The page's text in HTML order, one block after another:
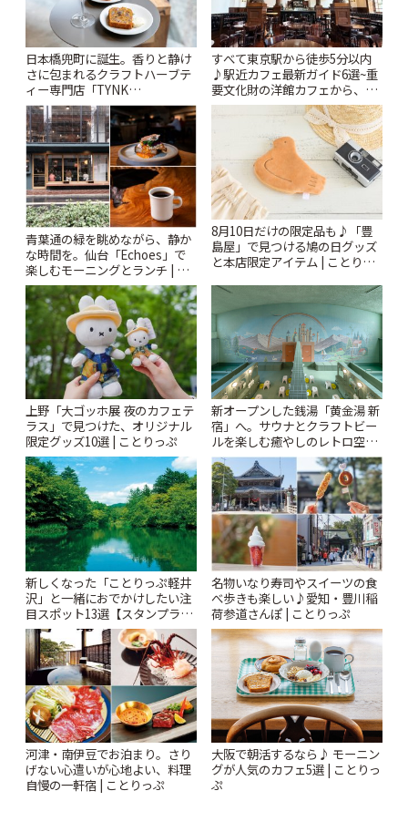
日本橋兜町に誕生。香りと静け
さに包まれるクラフトハーブテ
ィー専門店「TYNK
Kabutocho」 | ことりっぷ
すべて東京駅から徒歩5分以内
♪駅近カフェ最新ガイド6選~重
要文化財の洋館カフェから、改
札すぐのレトロ喫茶まで~ | こと
青葉通の緑を眺めながら、静か
な時間を。仙台「Echoes」で
楽しむモーニングとランチ | こ
とりっぷ
8月10日だけの限定品も♪「豊
島屋」で見つける鳩の日グッズ
と本店限定アイテム | ことりっ
上野「大ゴッホ展 夜のカフェテ
ラス」で見つけた、オリジナル
限定グッズ10選 | ことりっぷ
新オープンした銭湯「黄金湯 新
宿」へ。サウナとクラフトビー
ルを楽しむ癒やしのレトロ空間
| ことりっぷ
新しくなった「ことりっぷ軽井
沢」と一緒におでかけしたい注
目スポット13選【スタンプラリ
ー開催中】 | ことりっぷ
名物いなり寿司やスイーツの食
べ歩きも楽しい♪愛知・豊川稲
荷参道さんぽ | ことりっぷ
河津・南伊豆でお泊まり。さり
げない心遣いが心地よい、料理
自慢の一軒宿 | ことりっぷ
大阪で朝活するなら♪ モーニン
グが人気のカフェ5選 | ことりっ
ぷ